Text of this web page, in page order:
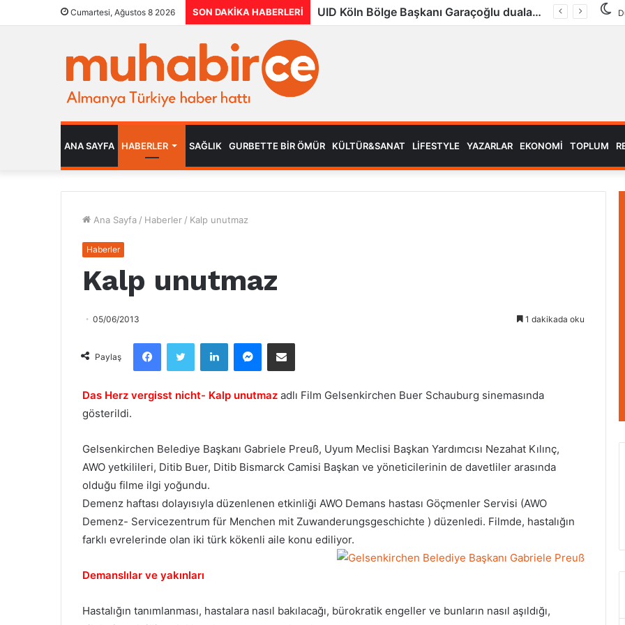
Cumartesi, Ağustos 8 2026 SON DAKIKA HABERLERI UID Köln Bölge Başkanı Garaçoğlu dualarla son yolculuğuna uğurlandı
ANA SAYFA HABERLER SAĞLIK GURBETTE BIR ÖMÜR KÜLTÜR&SANAT LIFESTYLE YAZARLAR EKONOMI TOPLUM
Ana Sayfa / Haberler / Kalp unutmaz
Haberler
Kalp unutmaz
05/06/2013 1 dakikada oku
Paylaş
Das Herz vergisst nicht- Kalp unutmaz adlı Film Gelsenkirchen Buer Schauburg sinemasında
gösterildi.
Gelsenkirchen Belediye Başkanı Gabriele Preuß, Uyum Meclisi Başkan Yardımcısı Nezahat Kılınç,
AWO yetkilileri, Ditib Buer, Ditib Bismarck Camisi Başkan ve yöneticilerinin de davetliler arasında
olduğu filme ilgi yoğundu.
Demenz haftası dolayısıyla düzenlenen etkinliği AWO Demans hastası Göçmenler Servisi (AWO
Demenz- Servicezentrum für Menchen mit Zuwanderungsgeschichte ) düzenledi. Filmde, hastalığın
farklı evrelerinde olan iki türk kökenli aile konu ediliyor.
Demanslılar ve yakınları
Hastalığın tanımlanması, hastalara nasıl bakılacağı, bürokratik engeller ve bunların nasıl aşıldığı,